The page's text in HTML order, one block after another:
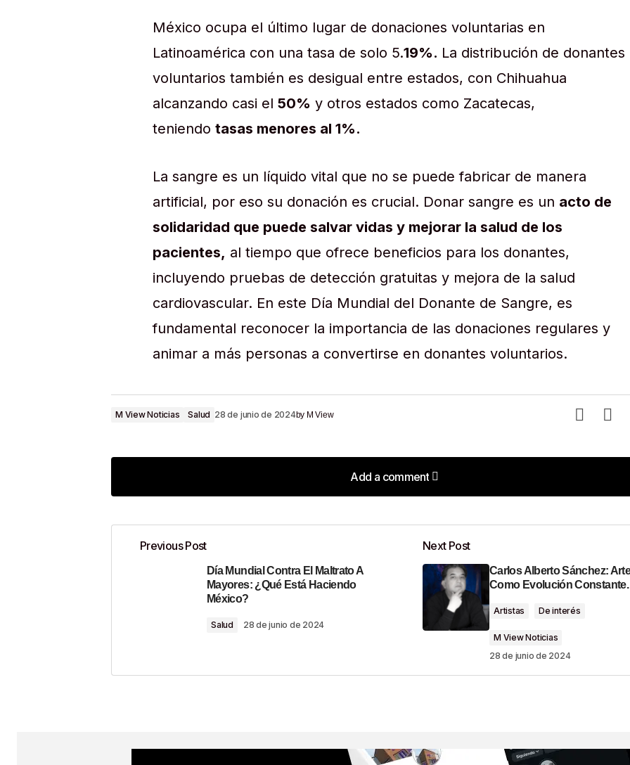
México ocupa el último lugar de donaciones voluntarias en
Latinoamérica con una tasa de solo 5.19%. La distribución de donantes
voluntarios también es desigual entre estados, con Chihuahua
alcanzando casi el 50% y otros estados como Zacatecas,
teniendo tasas menores al 1%.
La sangre es un líquido vital que no se puede fabricar de manera
artificial, por eso su donación es crucial. Donar sangre es un acto de
solidaridad que puede salvar vidas y mejorar la salud de los
pacientes, al tiempo que ofrece beneficios para los donantes,
incluyendo pruebas de detección gratuitas y mejora de la salud
cardiovascular. En este Día Mundial del Donante de Sangre, es
fundamental reconocer la importancia de las donaciones regulares y
animar a más personas a convertirse en donantes voluntarios.
M View Noticias Salud 28 de junio de 2024by M View
Add a comment
Add a comment
Tu dirección de correo electrónico no será publicada. Los campos obligatorios están marcados con
En Este Navegador Para La Próxima Vez Que
Previous Post
Día Mundial Contra El Maltrato A
Mayores: ¿Qué Está Haciendo
México?
Salud 28 de junio de 2024
Next Post
Carlos Alberto Sánchez:
Como Evolución Constante.
Artistas De interés
M View Noticias
28 de junio de 2024